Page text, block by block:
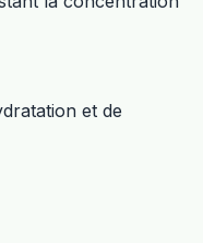
et de